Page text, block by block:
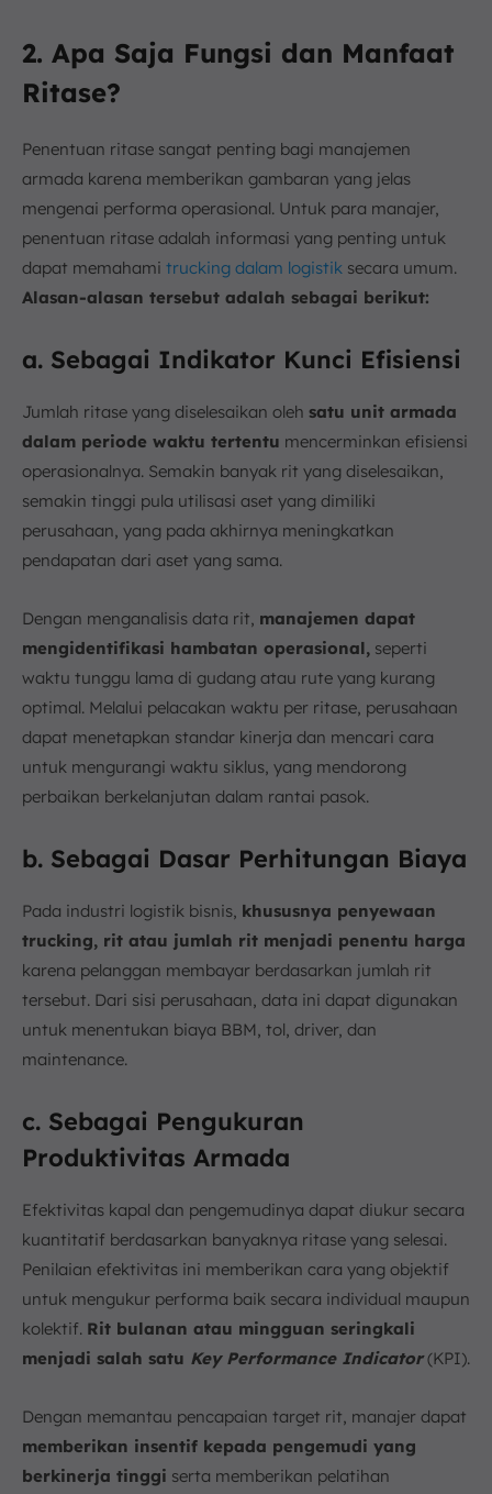
2. Apa Saja Fungsi dan Manfaat
Ritase?
Penentuan ritase sangat penting bagi manajemen
armada karena memberikan gambaran yang jelas
mengenai performa operasional. Untuk para manajer,
penentuan ritase adalah informasi yang penting untuk
dapat memahami trucking dalam logistik secara umum.
Alasan-alasan tersebut adalah sebagai berikut:
a. Sebagai Indikator Kunci Efisiensi
Jumlah ritase yang diselesaikan oleh satu unit armada
dalam periode waktu tertentu mencerminkan efisiensi
operasionalnya. Semakin banyak rit yang diselesaikan,
semakin tinggi pula utilisasi aset yang dimiliki
perusahaan, yang pada akhirnya meningkatkan
pendapatan dari aset yang sama.
Dengan menganalisis data rit, manajemen dapat
mengidentifikasi hambatan operasional, seperti
waktu tunggu lama di gudang atau rute yang kurang
optimal. Melalui pelacakan waktu per ritase, perusahaan
dapat menetapkan standar kinerja dan mencari cara
untuk mengurangi waktu siklus, yang mendorong
perbaikan berkelanjutan dalam rantai pasok.
b. Sebagai Dasar Perhitungan Biaya
Pada industri logistik bisnis, khususnya penyewaan
trucking, rit atau jumlah rit menjadi penentu harga
karena pelanggan membayar berdasarkan jumlah rit
tersebut. Dari sisi perusahaan, data ini dapat digunakan
untuk menentukan biaya BBM, tol, driver, dan
maintenance.
c. Sebagai Pengukuran
Produktivitas Armada
Efektivitas kapal dan pengemudinya dapat diukur secara
kuantitatif berdasarkan banyaknya ritase yang selesai.
Penilaian efektivitas ini memberikan cara yang objektif
untuk mengukur performa baik secara individual maupun
kolektif. Rit bulanan atau mingguan seringkali
menjadi salah satu Key Performance Indicator(KPI).
Dengan memantau pencapaian target rit, manajer dapat
memberikan insentif kepada pengemudi yang
berkinerja tinggi serta memberikan pelatihan